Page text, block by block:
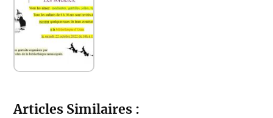
Articles Similaires :